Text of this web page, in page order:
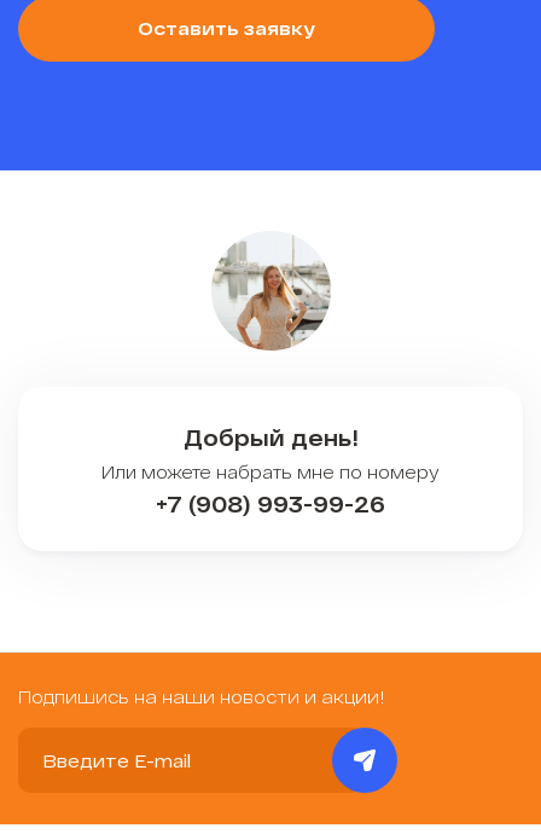
Оставить заявку
Добрый день!
Или можете набрать мне по номеру
+7 (908) 993-99-26
Подпишись на наши новости и акции!